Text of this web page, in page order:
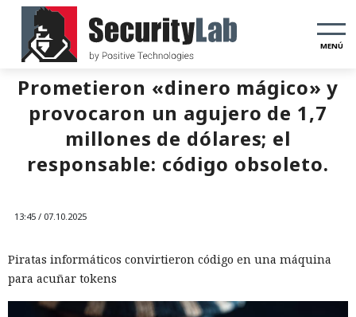
MENÚ
Prometieron «dinero mágico» y
provocaron un agujero de 1,7
millones de dólares; el
responsable: código obsoleto.
13:45 / 07.10.2025
Piratas informáticos convirtieron código en una máquina
para acuñar tokens